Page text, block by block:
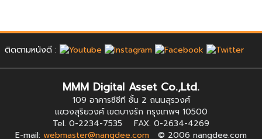
ติดตามหนังดี :
MMM Digital Asset Co.,Ltd.
109 อาคารซีซีที ชั้น 2 ถนนสุรวงศ์
แขวงสุริยวงศ์ เขตบางรัก กรุงเทพฯ 10500
Tel. 0-2234-7535 FAX. 0-2634-4269
E-mail: webmaster@nangdee.com © 2006 nangdee.com